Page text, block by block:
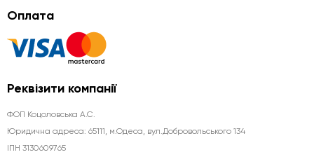
Оплата
Реквізити компанії
ФОП Коцоловська А.С.
Юридична aдреса: 65111, м.Одеса, вул.Добровольського 134
ІПН 3130609765